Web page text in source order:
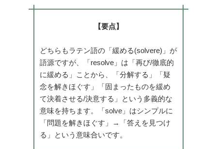
【要点】
どちらもラテン語の「緩める(solvere)」が
語源ですが、「resolve」は「再び/徹底的
に緩める」ことから、「分解する」「疑
念を解きほぐす」「固まったものを緩め
て決着させる/決意する」という多義的な
意味を持ちます。「solve」はシンプルに
「問題を解きほぐす」→「答えを見つけ
る」という意味合いです。